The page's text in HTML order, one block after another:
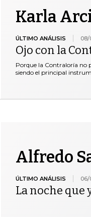
Karla
ÚLTIMO ANÁLISIS 08/
Ojo con la
Porque la Contraloría no
siendo el principal
Alfredo
ÚLTIMO ANÁLISIS 06/
La noche que